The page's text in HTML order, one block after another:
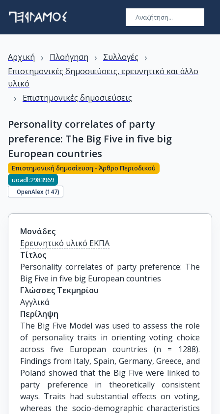
Αρχική › Πλοήγηση › Συλλογές ›
Επιστημονικές δημοσιεύσεις, ερευνητικό και άλλο
υλικό
› Επιστημονικές δημοσιεύσεις
Personality correlates of party
preference: The Big Five in five big
European countries
Επιστημονική δημοσίευση - Άρθρο Περιοδικού
uoadl:2983969
OpenAlex (147)
Μονάδες
Ερευνητικό υλικό ΕΚΠΑ
Τίτλος
Personality correlates of party preference: The
Big Five in five big European countries
Γλώσσες Τεκμηρίου
Αγγλικά
Περίληψη
The Big Five Model was used to assess the role
of personality traits in orienting voting choice
across five European countries (n = 1288).
Findings from Italy, Spain, Germany, Greece, and
Poland showed that the Big Five were linked to
party preference in theoretically consistent
ways. Traits had substantial effects on voting,
whereas the socio-demographic characteristics